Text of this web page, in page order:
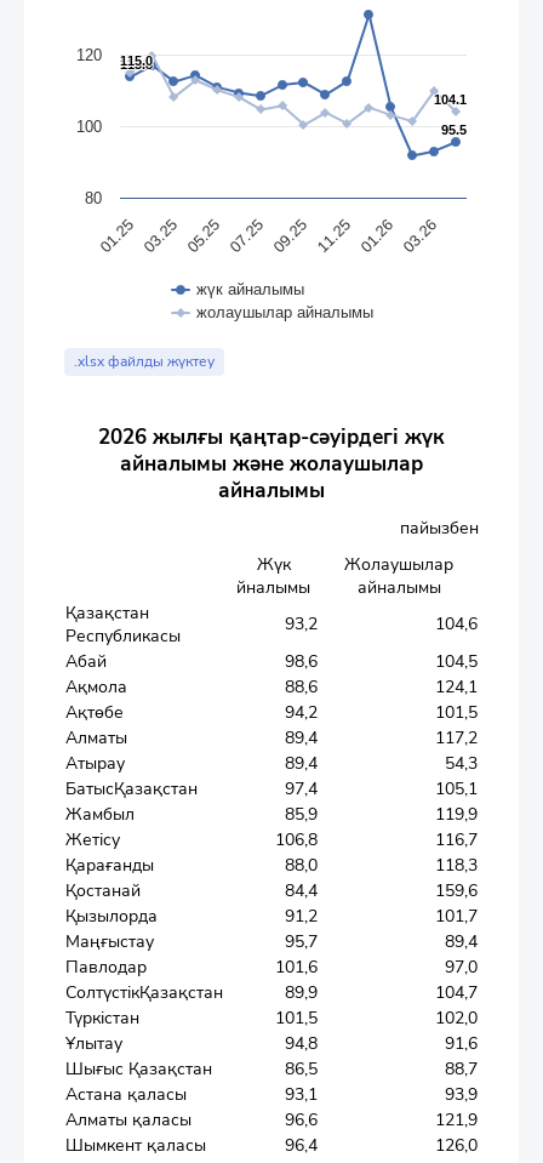
113.8
113.8
95.5
95.5
115.0
115.0
104.1
104.1
жүк айналымы
жолаушылар айналымы
01.25 03.25 05.25 07.25 09.25 11.25 01.26 03.26
80
100
120
End of interactive chart.
.xlsx файлды жүктеу
2026 жылғы қаңтар-сәуірдегі жүк
айналымы және жолаушылар
айналымы
пайызбен
Жүк
йналымы
Жолаушылар
айналымы
Қазақстан
Республикасы
93,2
104,6
Абай
98,6
104,5
Ақмола
88,6
124,1
Ақтөбе
94,2
101,5
Алматы
89,4
117,2
Атырау
89,4
54,3
БатысҚазақстан
97,4
105,1
Жамбыл
85,9
119,9
Жетісу
106,8
116,7
Қарағанды
88,0
118,3
Қостанай
84,4
159,6
Қызылорда
91,2
101,7
Маңғыстау
95,7
89,4
Павлодар
101,6
97,0
СолтүстікҚазақстан
89,9
104,7
Түркістан
101,5
102,0
Ұлытау
94,8
91,6
Шығыс Қазақстан
86,5
88,7
Астана қаласы
93,1
93,9
Алматы қаласы
96,6
121,9
Шымкент қаласы
96,4 126,0